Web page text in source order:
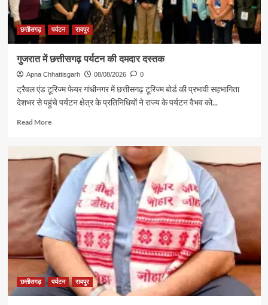
छत्तीसगढ़ पर्यटन रायपुर
गुजरात में छत्तीसगढ़ पर्यटन की दमदार दस्तक
Apna Chhattisgarh 08/08/2026 0
ट्रैवल एंड टूरिज्म फेयर गांधीनगर में छत्तीसगढ़ टूरिज्म बोर्ड की प्रभावी सहभागिता
देशभर से पहुंचे पर्यटन क्षेत्र के प्रतिनिधियों ने राज्य के पर्यटन वैभव को...
Read MoreRead
गुजरात
में
छत्तीसगढ़
पर्यटन
की
दमदार
दस्तक
छत्तीसगढ़ पर्यटन रायपुर